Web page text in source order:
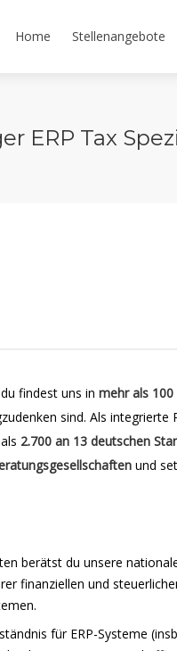
Home Stellenangebote
ERP Tax
findest uns in mehr als
sind. Als integrierte
2.700 an 13 deutschen
und
berätst du unsere
finanziellen und
für ERP-Systeme